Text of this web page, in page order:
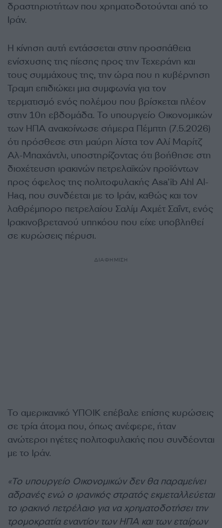
δραστηριοτήτων που χρηματοδοτούνται από το
Ιράν.
Η κίνηση αυτή εντάσσεται στην προσπάθεια
ενίσχυσης της πίεσης προς την Τεχεράνη και
τους συμμάχους της, την ώρα που η κυβέρνηση
Τραμπ επιδιώκει μια συμφωνία για τον
τερματισμό ενός πολέμου που βρίσκεται πλέον
στην 10η εβδομάδα. Το υπουργείο Οικονομικών
των ΗΠΑ ανακοίνωσε σήμερα Πέμπτη (7.5.2026)
ότι πρόσθεσε στη μαύρη λίστα τον Αλί Μαρίτζ
Αλ-Μπαχάντλι, υποστηρίζοντας ότι βοήθησε στη
διοχέτευση ιρακινών πετρελαϊκών προϊόντων
προς όφελος της πολιτοφυλακής Asa’ib Ahl Al-
Haq, που συνδέεται με το Ιράν, καθώς και τον
λαθρέμπορο πετρελαίου Σαλίμ Αχμέτ Σαΐντ, ενός
Ιρακινοβρετανού υπηκόου που είχε υποβληθεί
σε κυρώσεις πέρυσι.
ΔΙΑΦΗΜΙΣΗ
Το αμερικανικό ΥΠΟΙΚ επέβαλε επίσης κυρώσεις
σε τρία άτομα που, όπως ανέφερε, ήταν
ανώτεροι ηγέτες πολιτοφυλακής που συνδέονται
με το Ιράν.
«Το υπουργείο Οικονομικών δεν θα παραμείνει
αδρανές ενώ ο ιρανικός στρατός εκμεταλλεύεται
το ιρακινό πετρέλαιο για να χρηματοδοτήσει την
τρομοκρατία εναντίον των ΗΠΑ και των εταίρων